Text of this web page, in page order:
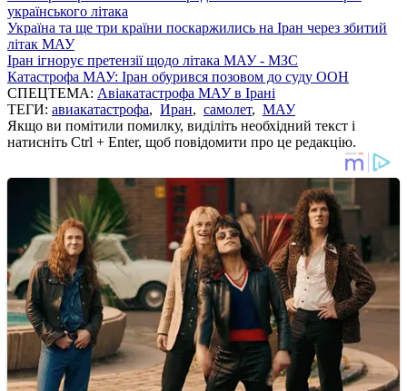
українського літака
Україна та ще три країни поскаржились на Іран через збитий
літак МАУ
Іран ігнорує претензії щодо літака МАУ - МЗС
Катастрофа МАУ: Іран обурився позовом до суду ООН
СПЕЦТЕМА: Авіакатастрофа МАУ в Ірані
ТЕГИ: авиакатастрофа, Иран, самолет, МАУ
Якщо ви помітили помилку, виділіть необхідний текст і
натисніть Ctrl + Enter, щоб повідомити про це редакцію.